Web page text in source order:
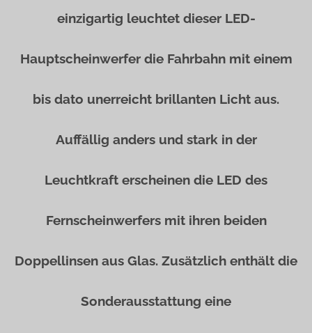
einzigartig leuchtet dieser LED-
Hauptscheinwerfer die Fahrbahn mit einem
bis dato unerreicht brillanten Licht aus.
Auffällig anders und stark in der
Leuchtkraft erscheinen die LED des
Fernscheinwerfers mit ihren beiden
Doppellinsen aus Glas. Zusätzlich enthält die
Sonderausstattung eine